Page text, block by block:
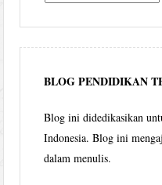
per
bulan
BLOG PENDIDIKAN
Blog ini didedikasikan
Indonesia. Blog ini
dalam menulis.